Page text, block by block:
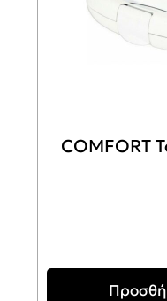
COMFORT